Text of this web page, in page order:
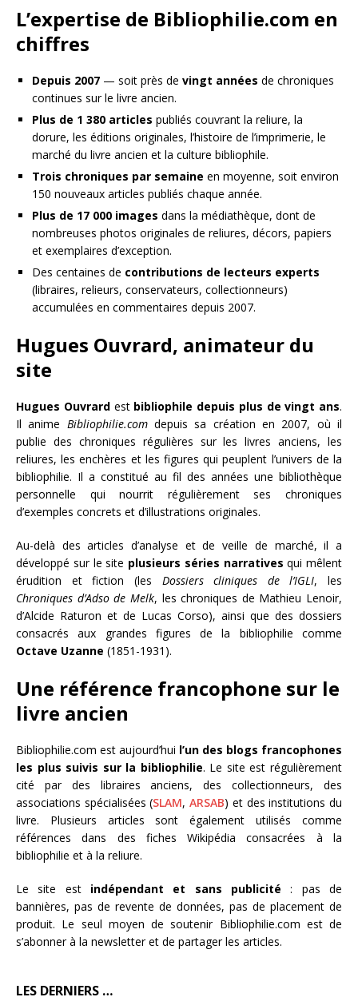
L’expertise de Bibliophilie.com en
chiffres
Depuis 2007 — soit près de vingt années de chroniques
continues sur le livre ancien.
Plus de 1 380 articles publiés couvrant la reliure, la
dorure, les éditions originales, l’histoire de l’imprimerie, le
marché du livre ancien et la culture bibliophile.
Trois chroniques par semaine en moyenne, soit environ
150 nouveaux articles publiés chaque année.
Plus de 17 000 images dans la médiathèque, dont de
nombreuses photos originales de reliures, décors, papiers
et exemplaires d’exception.
Des centaines de contributions de lecteurs experts
(libraires, relieurs, conservateurs, collectionneurs)
accumulées en commentaires depuis 2007.
Hugues Ouvrard, animateur du
site
Hugues Ouvrardest bibliophile depuis plus de vingt ans.
Il anime Bibliophilie.comdepuis sa création en 2007, où il
publie des chroniques régulières sur les livres anciens, les
reliures, les enchères et les figures qui peuplent l’univers de la
bibliophilie. Il a constitué au fil des années une bibliothèque
personnelle qui nourrit régulièrement ses chroniques
d’exemples concrets et d’illustrations originales.
Au-delà des articles d’analyse et de veille de marché, il a
développé sur le site plusieurs séries narratives qui mêlent
érudition et fiction (les Dossiers cliniques de l’IGLI, les
Chroniques d’Adso de Melk, les chroniques de Mathieu Lenoir,
d’Alcide Raturon et de Lucas Corso), ainsi que des dossiers
consacrés aux grandes figures de la bibliophilie comme
Octave Uzanne (1851-1931).
Une référence francophone sur le
livre ancien
Bibliophilie.com est aujourd’hui l’un des blogs francophones
les plus suivis sur la bibliophilie. Le site est régulièrement
cité par des libraires anciens, des collectionneurs, des
associations spécialisées (SLAM,ARSAB) et des institutions du
livre. Plusieurs articles sont également utilisés comme
références dans des fiches Wikipédia consacrées à la
bibliophilie et à la reliure.
Le site est indépendant et sans publicité : pas de
bannières, pas de revente de données, pas de placement de
produit. Le seul moyen de soutenir Bibliophilie.com est de
s’abonner à la newsletter et de partager les articles.
LES DERNIERS …